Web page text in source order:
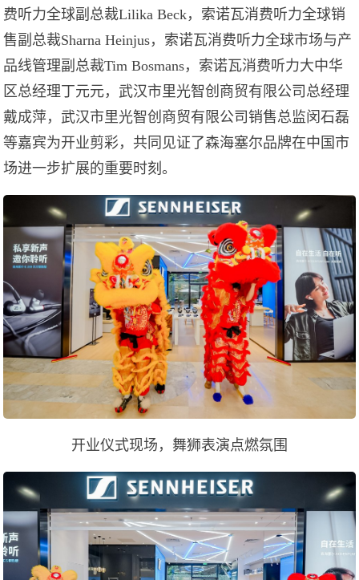
费听力全球副总裁Lilika Beck，索诺瓦消费听力全球销
售副总裁Sharna Heinjus，索诺瓦消费听力全球市场与产
品线管理副总裁Tim Bosmans，索诺瓦消费听力大中华
区总经理丁元元，武汉市里光智创商贸有限公司总经理
戴成萍，武汉市里光智创商贸有限公司销售总监闵石磊
等嘉宾为开业剪彩，共同见证了森海塞尔品牌在中国市
场进一步扩展的重要时刻。
开业仪式现场，舞狮表演点燃氛围